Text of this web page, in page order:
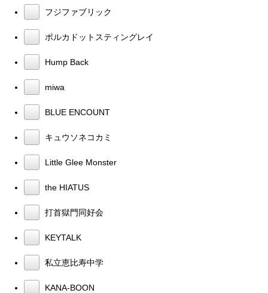
フジファブリック
ポルカドットスティングレイ
Hump Back
miwa
BLUE ENCOUNT
キュウソネコカミ
Little Glee Monster
the HIATUS
打首獄門同好会
KEYTALK
私立恵比寿中学
KANA-BOON